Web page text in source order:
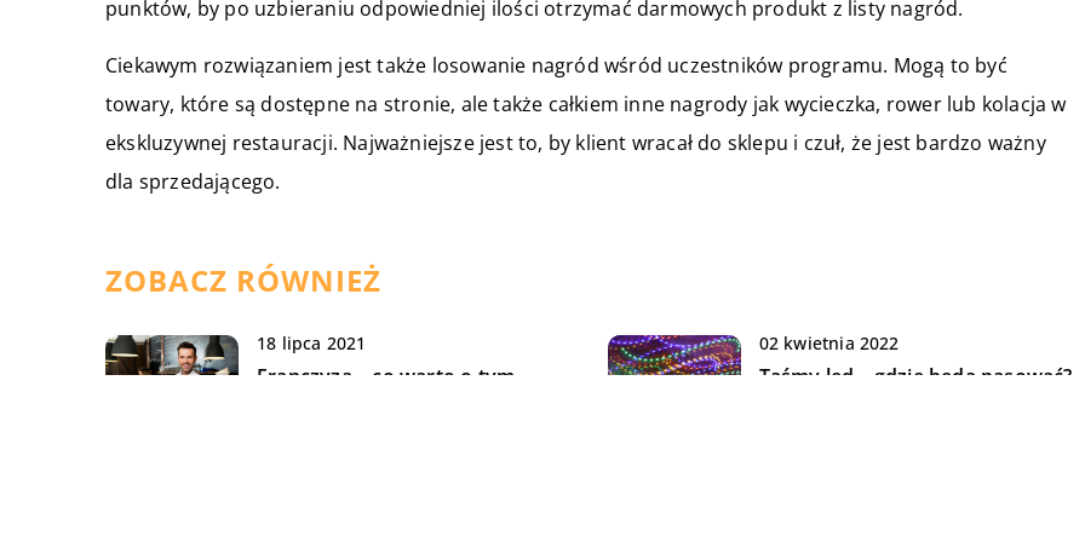
punktów, by po uzbieraniu odpowiedniej ilości otrzymać darmowych produkt z listy nagród.
Ciekawym rozwiązaniem jest także losowanie nagród wśród uczestników programu. Mogą to być
towary, które są dostępne na stronie, ale także całkiem inne nagrody jak wycieczka, rower lub kolacja w
ekskluzywnej restauracji. Najważniejsze jest to, by klient wracał do sklepu i czuł, że jest bardzo ważny
dla sprzedającego.
ZOBACZ RÓWNIEŻ
18 lipca 2021
Franczyza – co warto o tym
02 kwietnia 2022
Taśmy led – gdzie będą pasować?